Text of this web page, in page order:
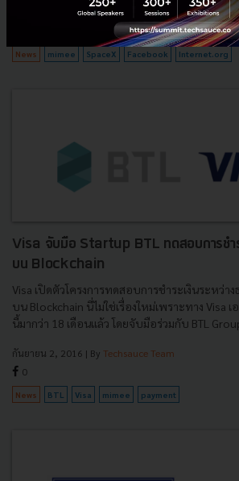
กันยายน 2, 2016| ByTechsauce Team
News mimee SpaceX Facebook Internet.org
Visa จับมือ Startup BTL ทดสอบการชำร
บน Blockchain
Visa เปิดตัวโครงการทดสอบการชำระเงินระหว่
บน Blockchain นี่ไม่ใช่เรื่องใหม่เพราะทาง Visa เ
นี้มากว่า 18 เดือนแล้ว โดยจับมือร่วมกับ BTL Group
กันยายน 2, 2016 | By Techsauce Team
0
News BTL Visa mimee payment